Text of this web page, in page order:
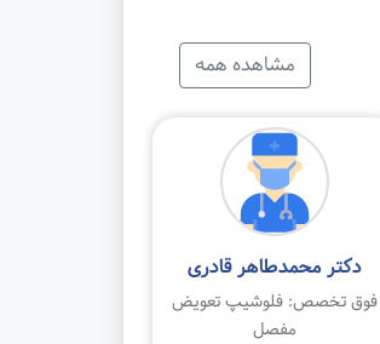
مشاهده همه
دکتر محمدطاهر قادری
فوق تخصص: فلوشیپ تعویض
مفصل